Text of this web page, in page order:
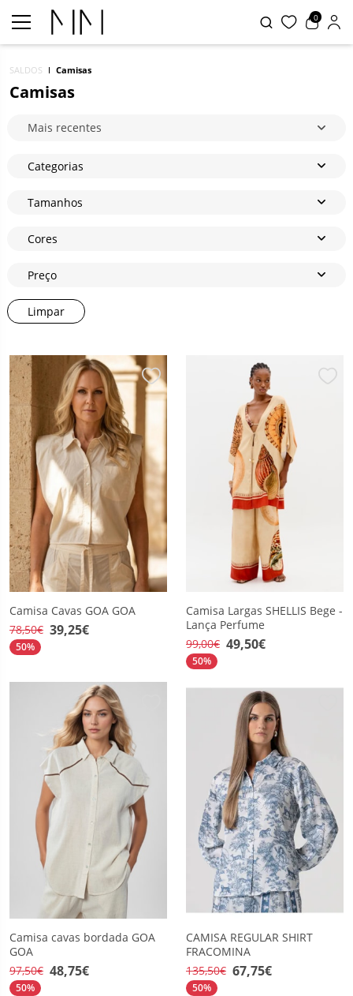
0
SALDOS Camisas
Camisas
Categorias
Tamanhos
Cores
Preço
Limpar
Mais recentes
Camisa Cavas GOA GOA
78,50€ 39,25€
50%
Camisa Largas SHELLIS Bege -
Lança Perfume
99,00€ 49,50€
50%
Camisa cavas bordada GOA
GOA
97,50€ 48,75€
50%
CAMISA REGULAR SHIRT
FRACOMINA
135,50€ 67,75€
50%